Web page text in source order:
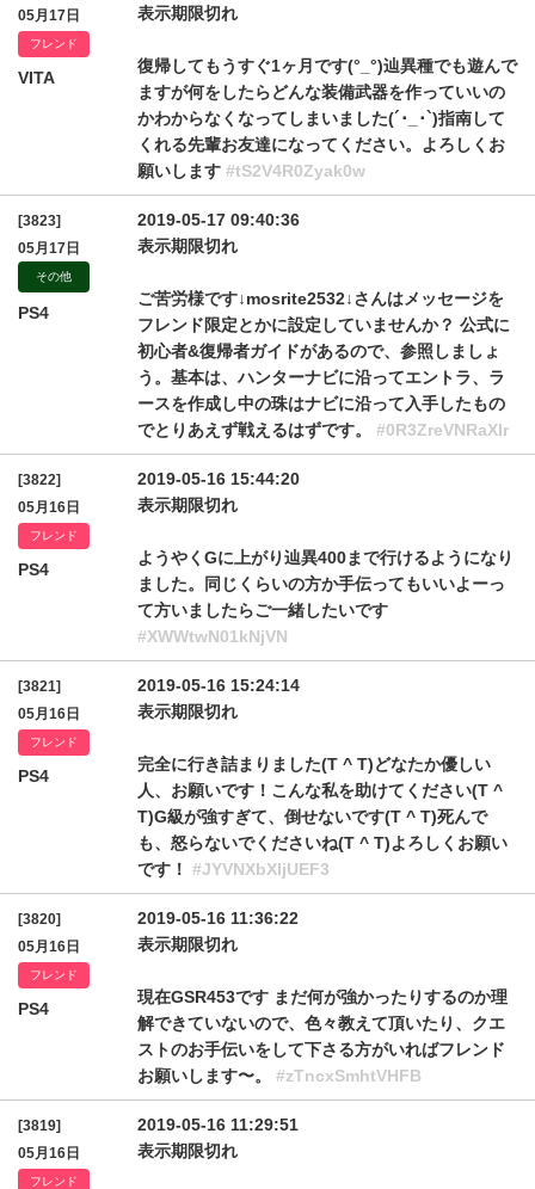
05月17日
フレンド
VITA
表示期限切れ
復帰してもうすぐ1ヶ月です(°_°)辿異種でも遊んで
ますが何をしたらどんな装備武器を作っていいの
かわからなくなってしまいました(´･_･`)指南して
くれる先輩お友達になってください。よろしくお
願いします #tS2V4R0Zyak0w
[3823]
05月17日
その他
PS4
2019-05-17 09:40:36
表示期限切れ
ご苦労様です↓mosrite2532↓さんはメッセージを
フレンド限定とかに設定していませんか？ 公式に
初心者&復帰者ガイドがあるので、参照しましょ
う。基本は、ハンターナビに沿ってエントラ、ラ
ースを作成し中の珠はナビに沿って入手したもの
でとりあえず戦えるはずです。 #0R3ZreVNRaXlr
[3822]
05月16日
フレンド
PS4
2019-05-16 15:44:20
表示期限切れ
ようやくGに上がり辿異400まで行けるようになり
ました。同じくらいの方か手伝ってもいいよーっ
て方いましたらご一緒したいです
#XWWtwN01kNjVN
[3821]
05月16日
フレンド
PS4
2019-05-16 15:24:14
表示期限切れ
完全に行き詰まりました(T ^ T)どなたか優しい
人、お願いです！こんな私を助けてください(T ^
T)G級が強すぎて、倒せないです(T ^ T)死んで
も、怒らないでくださいね(T ^ T)よろしくお願い
です！ #JYVNXbXljUEF3
[3820]
05月16日
フレンド
PS4
2019-05-16 11:36:22
表示期限切れ
現在GSR453です まだ何が強かったりするのか理
解できていないので、色々教えて頂いたり、クエ
ストのお手伝いをして下さる方がいればフレンド
お願いします〜。 #zTncxSmhtVHFB
[3819]
05月16日
フレンド
2019-05-16 11:29:51
表示期限切れ